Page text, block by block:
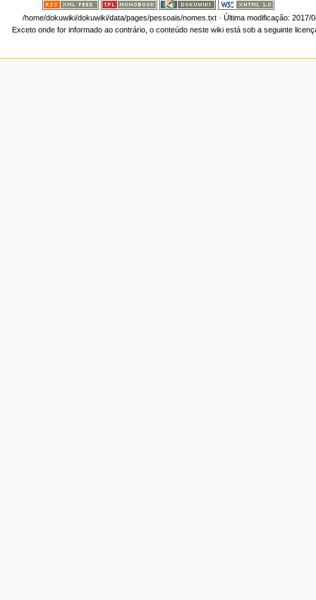
/home/dokuwiki/dokuwiki/data/pages/pessoais/nomes.txt· Última modificação: 2017/
Exceto onde for informado ao contrário, o conteúdo neste wiki está sob a seguinte